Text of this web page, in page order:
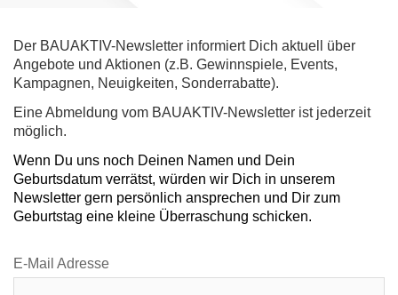
Der BAUAKTIV-Newsletter informiert Dich aktuell über
Angebote und Aktionen (z.B. Gewinnspiele, Events,
Kampagnen, Neuigkeiten, Sonderrabatte).
Eine Abmeldung vom BAUAKTIV-Newsletter ist jederzeit
möglich.
Wenn Du uns noch Deinen Namen und Dein
Geburtsdatum verrätst, würden wir Dich in unserem
Newsletter gern persönlich ansprechen und Dir zum
Geburtstag eine kleine Überraschung schicken.
E-Mail Adresse